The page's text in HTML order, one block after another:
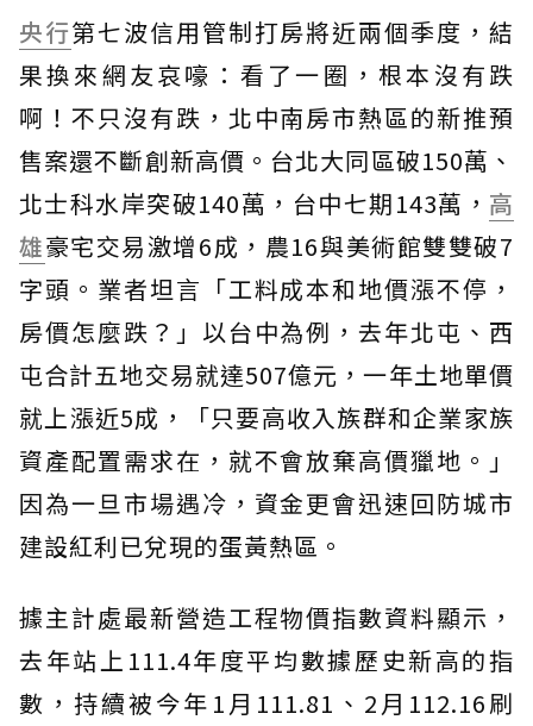
央行第七波信用管制打房將近兩個季度，結
果換來網友哀嚎：看了一圈，根本沒有跌
啊！不只沒有跌，北中南房市熱區的新推預
售案還不斷創新高價。台北大同區破150萬、
北士科水岸突破140萬，台中七期143萬， 高
雄豪宅交易激增6成，農16與美術館雙雙破7
字頭。業者坦言「工料成本和地價漲不停，
房價怎麼跌？」以台中為例，去年北屯、西
屯合計五地交易就達507億元，一年土地單價
就上漲近5成，「只要高收入族群和企業家族
資產配置需求在，就不會放棄高價獵地。」
因為一旦市場遇冷，資金更會迅速回防城市
建設紅利已兌現的蛋黃熱區。
據主計處最新營造工程物價指數資料顯示，
去年站上111.4年度平均數據歷史新高的指
數，持續被今年1月111.81、2月112.16刷